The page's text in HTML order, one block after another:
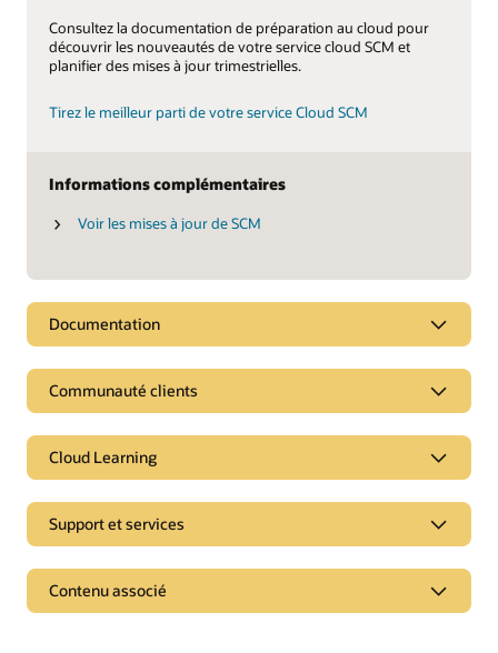
Consultez la documentation de préparation au cloud pour
découvrir les nouveautés de votre service cloud SCM et
planifier des mises à jour trimestrielles.
Tirez le meilleur parti de votre service Cloud SCM
Informations complémentaires
Voir les mises à jour de SCM
Documentation
Communauté clients
Cloud Learning
Support et services
Contenu associé